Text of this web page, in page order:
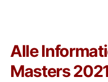
Alle
Masters